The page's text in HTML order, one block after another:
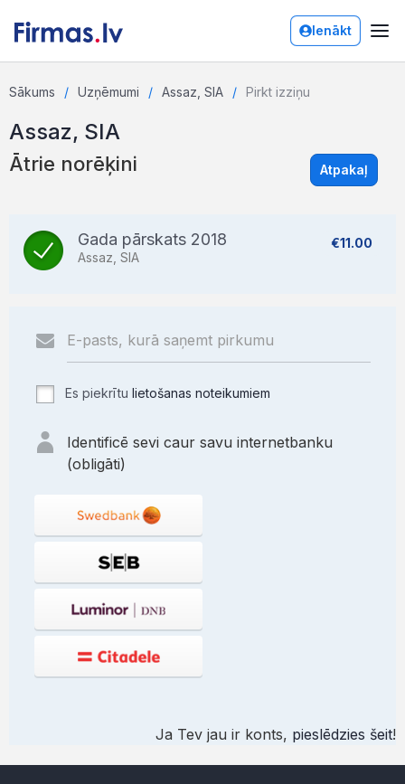
Ienākt
Sākums Uzņēmumi Assaz, SIA Pirkt izziņu
Assaz, SIA
Ātrie norēķini Atpakaļ
Gada pārskats 2018
Assaz, SIA
€11.00
Es piekrītu lietošanas noteikumiem
Identificē sevi caur savu internetbanku
(obligāti)
Ja Tev jau ir konts, pieslēdzies šeit!